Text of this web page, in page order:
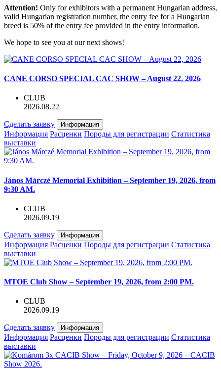
Attention! Only for exhibitors with a permanent Hungarian address,
valid Hungarian registration number, the entry fee for a Hungarian
breed is 50% of the entry fee provided in the entry information.
We hope to see you at our next shows!
CANE CORSO SPECIAL CAC SHOW – August 22, 2026
CLUB
2026.08.22
Сделать заявку Информация
Информация Расценки Породы для регистрации Статистика
выставки
János Márczé Memorial Exhibition – September 19, 2026, from
9:30 AM.
CLUB
2026.09.19
Сделать заявку Информация
Информация Расценки Породы для регистрации Статистика
выставки
MTOE Club Show – September 19, 2026, from 2:00 PM.
CLUB
2026.09.19
Сделать заявку Информация
Информация Расценки Породы для регистрации Статистика
выставки